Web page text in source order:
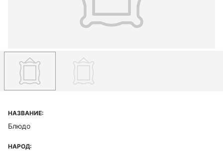
НАЗВАНИЕ:
Блюдо
НАРОД: